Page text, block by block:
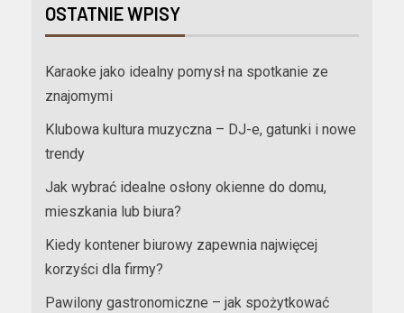
OSTATNIE WPISY
Karaoke jako idealny pomysł na spotkanie ze
znajomymi
Klubowa kultura muzyczna – DJ-e, gatunki i nowe
trendy
Jak wybrać idealne osłony okienne do domu,
mieszkania lub biura?
Kiedy kontener biurowy zapewnia najwięcej
korzyści dla firmy?
Pawilony gastronomiczne – jak spożytkować